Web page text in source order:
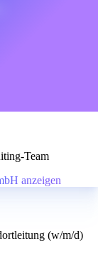
Team
anzeigen
(w/m/d)